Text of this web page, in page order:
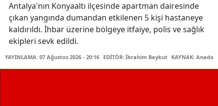
Antalya'nın Konyaaltı ilçesinde apartman dairesinde
çıkan yangında dumandan etkilenen 5 kişi hastaneye
kaldırıldı. İhbar üzerine bölgeye itfaiye, polis ve sağlık
ekipleri sevk edildi.
YAYINLAMA: 07 Ağustos 2026 - 20:16 EDİTÖR: İbrahim Baykut KAYNAK: